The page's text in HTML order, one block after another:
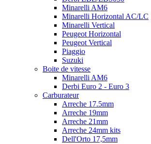
Minarelli AM6
Minarelli Horizontal AC/LC
Minarelli Vertical
Peugeot Horizontal
Peugeot Vertical
Piaggio
Suzuki
Boite de vitesse
Minarelli AM6
Derbi Euro 2 - Euro 3
Carburateur
Arreche 17.5mm
Arreche 19mm
Arreche 21mm
Arreche 24mm kits
Dell'Orto 17,5mm